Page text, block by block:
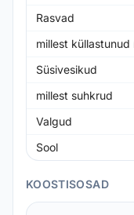
Rasvad
millest
Süsivesikud
millest suhkrud
Valgud
Sool
KOOSTISOSAD